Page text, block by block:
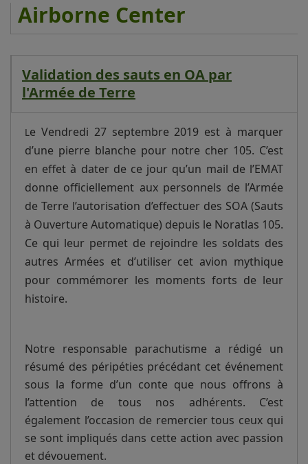
Airborne Center
Validation des sauts en OA par
l'Armée de Terre
Le Vendredi 27 septembre 2019 est à marquer
d’une pierre blanche pour notre cher 105. C’est
en effet à dater de ce jour qu’un mail de l’EMAT
donne officiellement aux personnels de l’Armée
de Terre l’autorisation d’effectuer des SOA (Sauts
à Ouverture Automatique) depuis le Noratlas 105.
Ce qui leur permet de rejoindre les soldats des
autres Armées et d’utiliser cet avion mythique
pour commémorer les moments forts de leur
histoire.
Notre responsable parachutisme a rédigé un
résumé des péripéties précédant cet événement
sous la forme d’un conte que nous offrons à
l’attention de tous nos adhérents. C’est
également l’occasion de remercier tous ceux qui
se sont impliqués dans cette action avec passion
et dévouement.